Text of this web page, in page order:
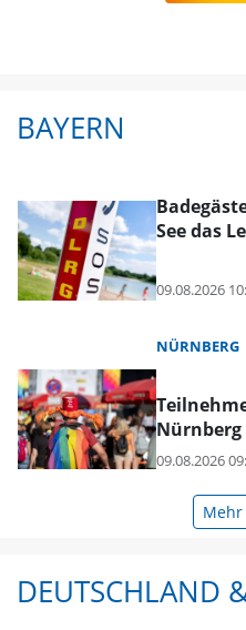
BAYERN
See das
09.08.2026
NÜRNBERG
Nürnberg
09.08.2026
DEUTSCHLAND